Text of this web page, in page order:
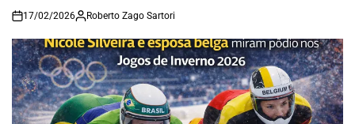
on
17/02/2026 Roberto Zago Sartori